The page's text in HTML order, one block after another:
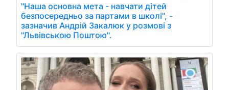
"Наша основна мета - навчати дітей
безпосередньо за партами в школі", -
зазначив Андрій Закалюк у розмові з
"Львівською Поштою".